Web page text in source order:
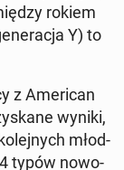
rokiem
Y) to
z Ame­ri­can
wyniki,
młod­
typów no­wo­